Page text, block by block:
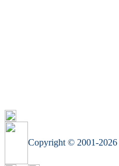
Copyright © 2001-2026